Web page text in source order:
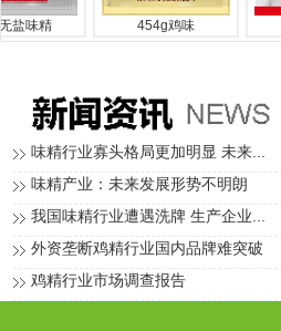
精 454g鸡味
味精行业寡头格局更加明显 未来...
味精产业：未来发展形势不明朗
我国味精行业遭遇洗牌 生产企业...
外资垄断鸡精行业国内品牌难突破
鸡精行业市场调查报告